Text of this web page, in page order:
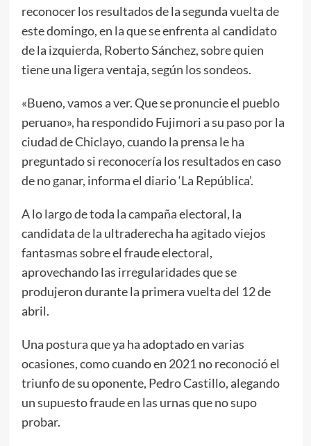
reconocer los resultados de la segunda vuelta de
este domingo, en la que se enfrenta al candidato
de la izquierda, Roberto Sánchez, sobre quien
tiene una ligera ventaja, según los sondeos.
«Bueno, vamos a ver. Que se pronuncie el pueblo
peruano», ha respondido Fujimori a su paso por la
ciudad de Chiclayo, cuando la prensa le ha
preguntado si reconocería los resultados en caso
de no ganar, informa el diario ‘La República’.
A lo largo de toda la campaña electoral, la
candidata de la ultraderecha ha agitado viejos
fantasmas sobre el fraude electoral,
aprovechando las irregularidades que se
produjeron durante la primera vuelta del 12 de
abril.
Una postura que ya ha adoptado en varias
ocasiones, como cuando en 2021 no reconoció el
triunfo de su oponente, Pedro Castillo, alegando
un supuesto fraude en las urnas que no supo
probar.